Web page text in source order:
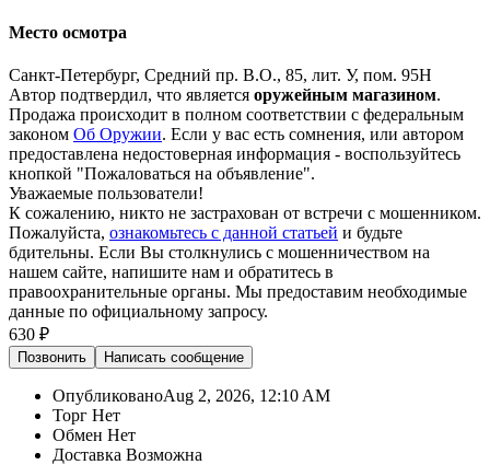
Место осмотра
Санкт-Петербург, Средний пр. В.О., 85, лит. У, пом. 95Н
Автор подтвердил, что является оружейным магазином.
Продажа происходит в полном соответствии с федеральным
законом Об Оружии. Если у вас есть сомнения, или автором
предоставлена недостоверная информация - воспользуйтесь
кнопкой "Пожаловаться на объявление".
Уважаемые пользователи!
К сожалению, никто не застрахован от встречи с мошенником.
Пожалуйста, ознакомьтесь с данной статьей и будьте
бдительны. Если Вы столкнулись с мошенничеством на
нашем сайте, напишите нам и обратитесь в
правоохранительные органы. Мы предоставим необходимые
данные по официальному запросу.
630 ₽
Позвонить Написать сообщение
ОпубликованоAug 2, 2026, 12:10 AM
Торг Нет
Обмен Нет
Доставка Возможна